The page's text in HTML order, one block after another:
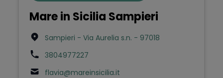
Mare in Sicilia Sampieri
Sampieri - Via Aurelia s.n. - 97018
3804977227
flavia@mareinsicilia.it